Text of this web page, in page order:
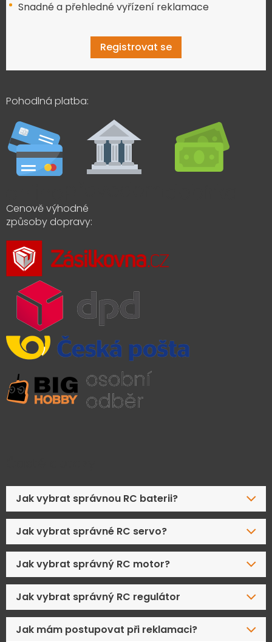
Snadné a přehledné vyřízení reklamace
Registrovat se
Pohodlná platba:
Cenově výhodné
způsoby dopravy:
Jak vybrat správnou RC baterii?
Jak vybrat správné RC servo?
Jak vybrat správný RC motor?
Jak vybrat správný RC regulátor
Jak mám postupovat při reklamaci?